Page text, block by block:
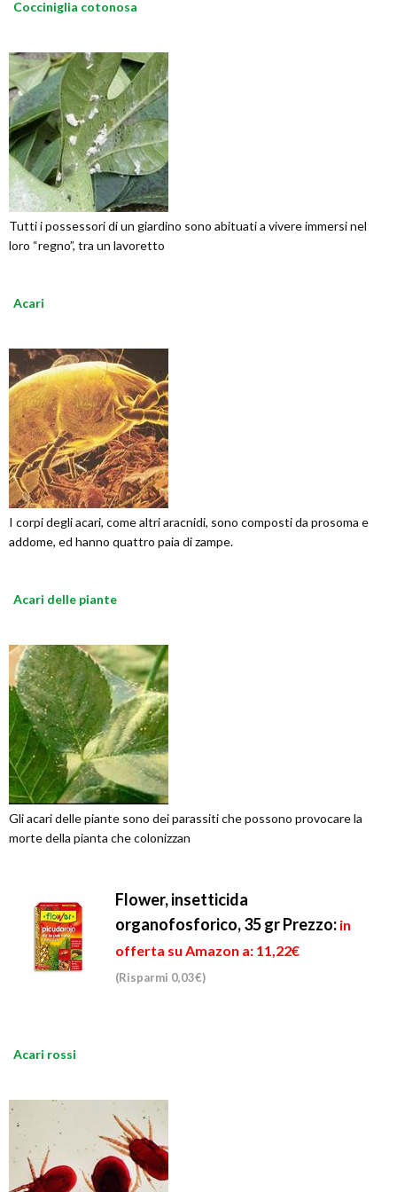
Cocciniglia cotonosa
Tutti i possessori di un giardino sono abituati a vivere immersi nel
loro “regno”, tra un lavoretto
Acari
I corpi degli acari, come altri aracnidi, sono composti da prosoma e
addome, ed hanno quattro paia di zampe.
Acari delle piante
Gli acari delle piante sono dei parassiti che possono provocare la
morte della pianta che colonizzan
Flower, insetticida
organofosforico, 35 grPrezzo: in
offerta su Amazon a: 11,22€
(Risparmi 0,03€)
Acari rossi